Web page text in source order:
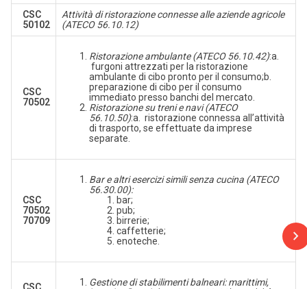
CSC
50102
Attività di ristorazione connesse alle aziende agricole
(ATECO 56.10.12)
CSC
70502
Ristorazione ambulante (ATECO 56.10.42):a.
furgoni attrezzati per la ristorazione
ambulante di cibo pronto per il consumo;b.
preparazione di cibo per il consumo
immediato presso banchi del mercato.
Ristorazione su treni e navi (ATECO
56.10.50):a. ristorazione connessa all’attività
di trasporto, se effettuate da imprese
separate.
CSC
70502
70709
Bar e altri esercizi simili senza cucina (ATECO
56.30.00):
bar;
pub;
birrerie;
caffetterie;
enoteche.
Gestione di stabilimenti balneari: marittimi,